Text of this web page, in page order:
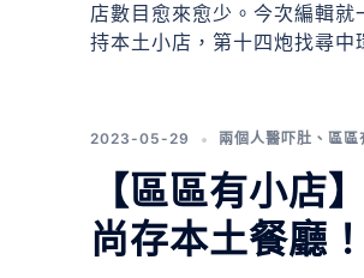
店數目愈來愈少。今次編輯
持本土小店，第十四炮找尋中
2023-05-29 兩個人醫吓肚 、 區區
【區區有小店
尚存本土餐廳！